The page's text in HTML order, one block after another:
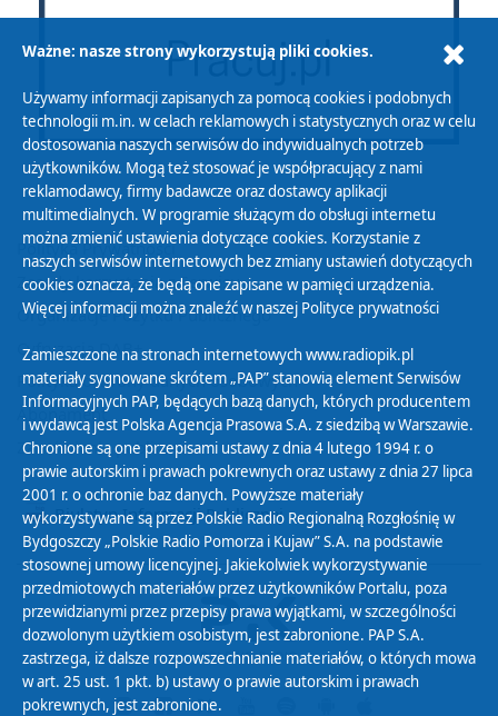
Polityka Prywatności
Zasady korzystania z Serwisu
Organizacje Pożytku Publicznego
Cyfryzacja DAB+
Polityka ochrony danych osobowych
Abonament
Zamówienia publiczne
Biuletyn Informacji Publicznej
Ważne: nasze strony wykorzystują pliki cookies.
Używamy informacji zapisanych za pomocą cookies i podobnych
technologii m.in. w celach reklamowych i statystycznych oraz w celu
dostosowania naszych serwisów do indywidualnych potrzeb
użytkowników. Mogą też stosować je współpracujący z nami
reklamodawcy, firmy badawcze oraz dostawcy aplikacji
multimedialnych. W programie służącym do obsługi internetu
można zmienić ustawienia dotyczące cookies. Korzystanie z
naszych serwisów internetowych bez zmiany ustawień dotyczących
cookies oznacza, że będą one zapisane w pamięci urządzenia.
Więcej informacji można znaleźć w naszej Polityce prywatności
Zamieszczone na stronach internetowych www.radiopik.pl
materiały sygnowane skrótem „PAP” stanowią element Serwisów
Informacyjnych PAP, będących bazą danych, których producentem
i wydawcą jest Polska Agencja Prasowa S.A. z siedzibą w Warszawie.
Chronione są one przepisami ustawy z dnia 4 lutego 1994 r. o
prawie autorskim i prawach pokrewnych oraz ustawy z dnia 27 lipca
2001 r. o ochronie baz danych. Powyższe materiały
wykorzystywane są przez Polskie Radio Regionalną Rozgłośnię w
Bydgoszczy „Polskie Radio Pomorza i Kujaw” S.A. na podstawie
stosownej umowy licencyjnej. Jakiekolwiek wykorzystywanie
przedmiotowych materiałów przez użytkowników Portalu, poza
przewidzianymi przez przepisy prawa wyjątkami, w szczególności
dozwolonym użytkiem osobistym, jest zabronione. PAP S.A.
zastrzega, iż dalsze rozpowszechnianie materiałów, o których mowa
w art. 25 ust. 1 pkt. b) ustawy o prawie autorskim i prawach
pokrewnych, jest zabronione.